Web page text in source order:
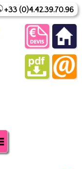
+33 (0)4.42.39.70.96